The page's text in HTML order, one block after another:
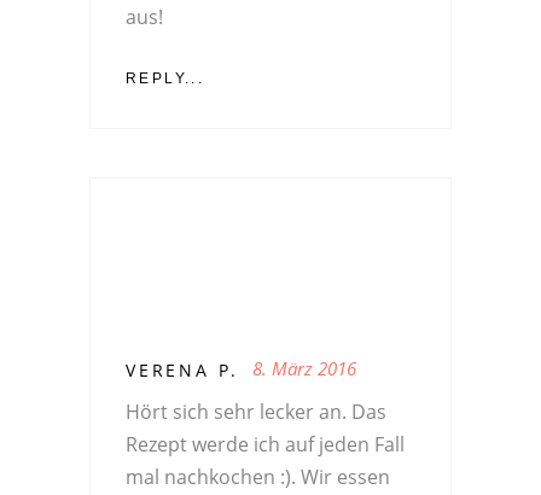
aus!
REPLY...
VERENA P. 8. März 2016
Hört sich sehr lecker an. Das
Rezept werde ich auf jeden Fall
mal nachkochen :). Wir essen